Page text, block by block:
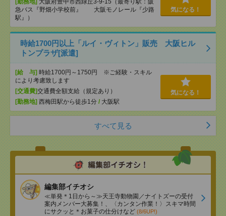
[勤務地] 大阪府豊中市西緑丘3-9-15（最寄り駅：阪
急バス『野畑小学校前』 大阪モノレール『少路
駅』）
気になる！
時給1700円以上「ルイ・ヴィトン」販売 大阪ヒル
トンプラザ[派遣]
[給 与] 時給1700円～1750円 ※ご経験・スキル
により考慮致します
[交通費]交通費全額支給（規定あり）
[勤務地] 西梅田駅から徒歩1分 / 大阪駅
気になる！
すべて見る
編集部イチオシ
≪単発＊1日から～≫天王寺動物園／ナイトズーの受付
案内メンバー大募集！、〈カンタン作業！〉スキマ時間
にサクッと＊お菓子の仕分けなど (8/6UP!)